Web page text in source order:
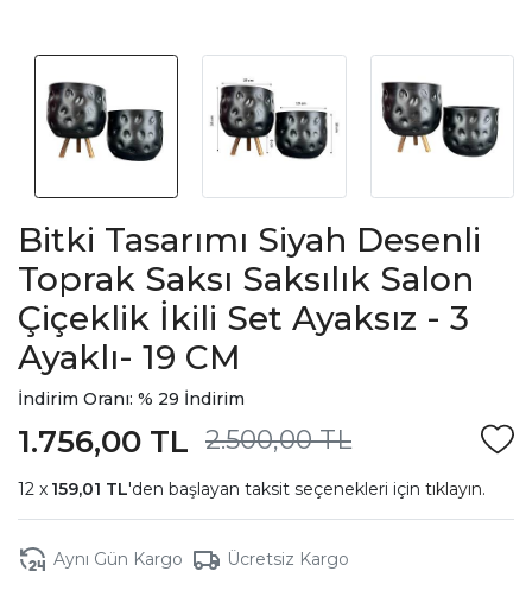
Bitki Tasarımı Siyah Desenli
Toprak Saksı Saksılık Salon
Çiçeklik İkili Set Ayaksız - 3
Ayaklı- 19 CM
İndirim Oranı: % 29 İndirim
2.500,00 TL
1.756,00 TL
159,01 TL'den başlayan taksit seçenekleri için tıklayın.
Aynı Gün Kargo Ücretsiz Kargo